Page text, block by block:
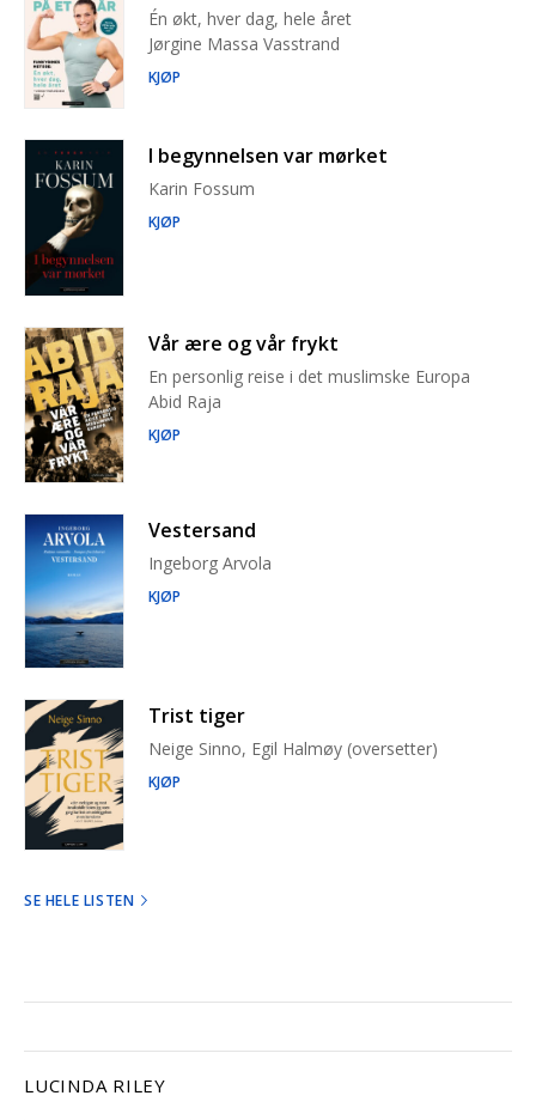
Én økt, hver dag, hele året
Jørgine Massa Vasstrand
KJØP
I begynnelsen var mørket
Karin Fossum
KJØP
Vår ære og vår frykt
En personlig reise i det muslimske Europa
Abid Raja
KJØP
Vestersand
Ingeborg Arvola
KJØP
Trist tiger
Neige Sinno, Egil Halmøy (oversetter)
KJØP
SE HELE LISTEN
LUCINDA RILEY